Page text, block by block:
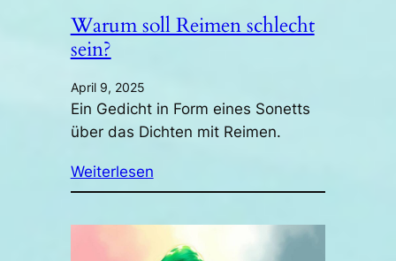
Warum soll Reimen schlecht
sein?
April 9, 2025
Ein Gedicht in Form eines Sonetts
über das Dichten mit Reimen.
Weiterlesen